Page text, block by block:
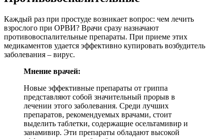
Каждый раз при простуде возникает вопрос: чем лечить
взрослого при ОРВИ? Врачи сразу назначают
противовоспалительные препараты. При приеме этих
медикаментов удается эффективно купировать возбудитель
заболевания – вирус.
Мнение врачей:
Новые эффективные препараты от гриппа
представляют собой значительный прорыв в
лечении этого заболевания. Среди лучших
препаратов, рекомендуемых врачами, стоит
выделить таблетки, содержащие осельтамивир и
занамивир. Эти препараты обладают высокой